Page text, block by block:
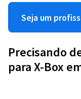
Seja um
Precisando
para X-Box